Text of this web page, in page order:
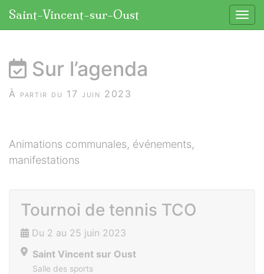
Saint-Vincent-sur-Oust
Sur l’agenda
À partir du 17 juin 2023
Animations communales, événements,
manifestations
Tournoi de tennis TCO
Du 2 au 25 juin 2023
Saint Vincent sur Oust
Salle des sports
Panneau de gestion des cookies